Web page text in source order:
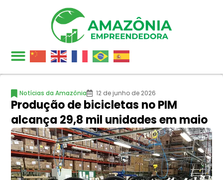
Notícias da Amazônia 12 de junho de 2026
Produção de bicicletas no PIM
alcança 29,8 mil unidades em maio